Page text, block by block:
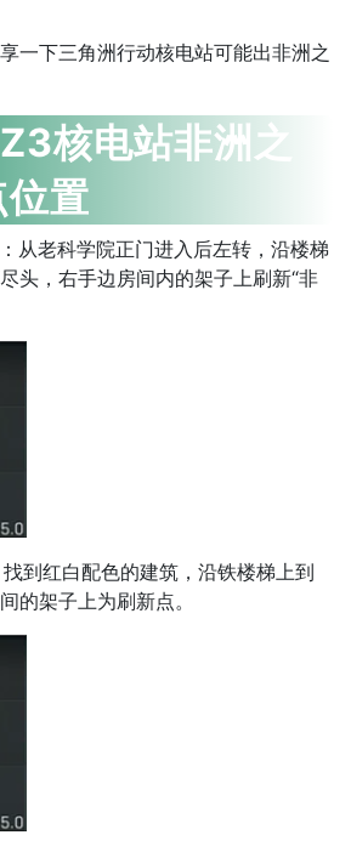
下三角洲行动核电站可能出非洲之
核电站非洲之
置
从老科学院正门进入后左转，沿楼梯
头，右手边房间内的架子上刷新“非
到红白配色的建筑，沿铁楼梯上到
的架子上为刷新点。